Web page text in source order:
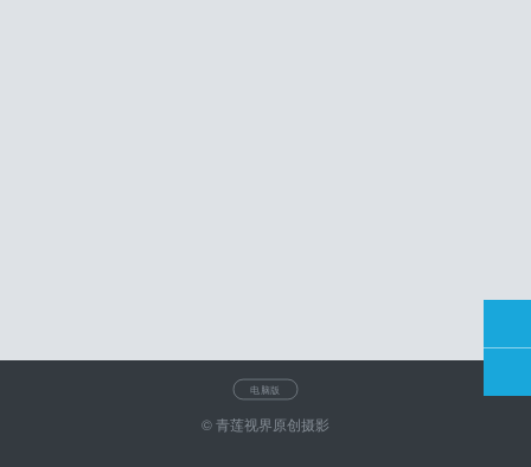
电脑版
© 青莲视界原创摄影